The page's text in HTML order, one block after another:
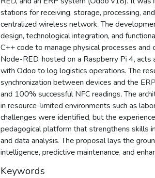
stations for receiving, storage, processing,
centralized wireless network. The
design, technological integration, and
C++ code to manage physical processes and
Node-RED, hosted on a Raspberry Pi 4, acts
with Odoo to log logistics operations. The
synchronization between devices and the
and 100% successful NFC readings. The
in resource-limited environments such as
challenges were identified, but the
pedagogical platform that strengthens skills
and data analysis. The proposal lays the
intelligence, predictive maintenance, and
Keywords